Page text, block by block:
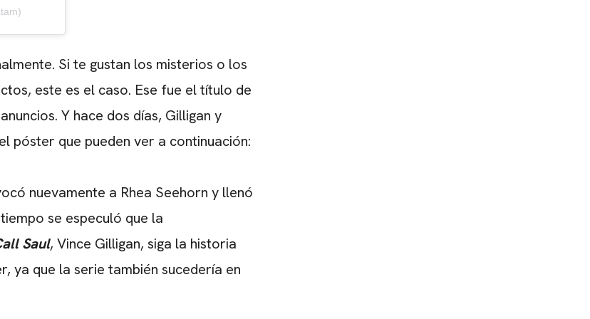
Si te gustan los misterios o los
este es el caso. Ese fue el título de
Y hace dos días, Gilligan y
póster que pueden ver a continuación:
nuevamente a Rhea Seehorn y llenó
se especuló que la
Saul, Vince Gilligan, siga la historia
ya que la serie también sucedería en